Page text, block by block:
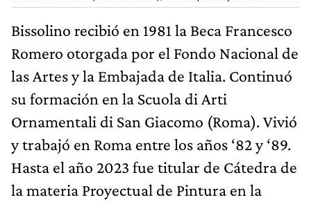
Bissolino recibió en 1981 la Beca Francesco
Romero otorgada por el Fondo Nacional de
las Artes y la Embajada de Italia. Continuó
su formación en la Scuola di Arti
Ornamentali di San Giacomo (Roma). Vivió
y trabajó en Roma entre los años ‘82 y ‘89.
Hasta el año 2023 fue titular de Cátedra de
la materia Proyectual de Pintura en la